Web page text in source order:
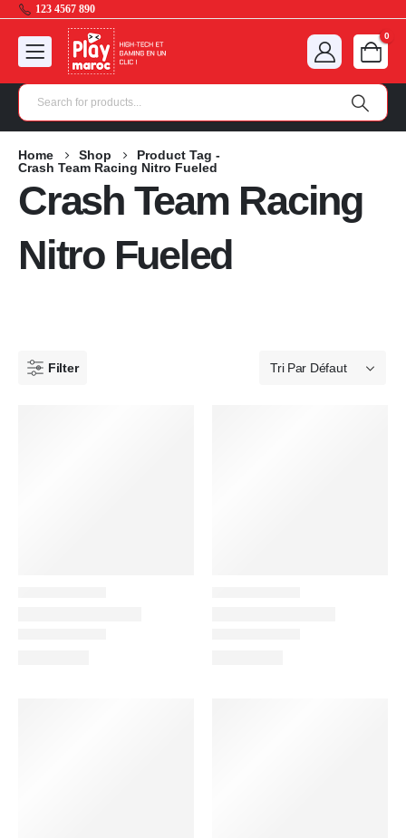
123 4567 890
0
Home Shop
Product Tag -
Crash Team Racing Nitro Fueled
Crash Team Racing
Nitro Fueled
Filter